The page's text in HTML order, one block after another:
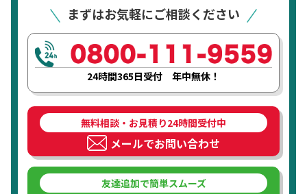
まずはお気軽にご相談ください
24時間365日受付 年中無休！
無料相談・お見積り24時間受付中
メールでお問い合わせ
友達追加で簡単スムーズ